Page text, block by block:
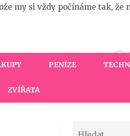
my si vždy počínáme tak, že
PENÍZE
ZVÍŘATA